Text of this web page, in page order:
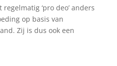
‘pro deo’ anders
op basis van
Zij is dus ook een